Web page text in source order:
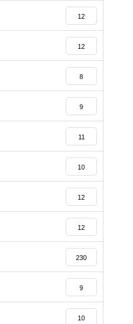
12
12
8
9
11
10
12
12
230
9
10